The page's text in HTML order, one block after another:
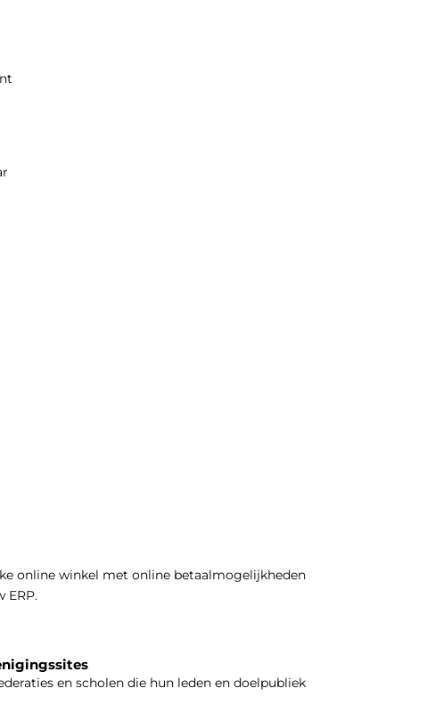
online winkel met online betaalmogelijkheden
ERP.
en scholen die hun leden en doelpubliek